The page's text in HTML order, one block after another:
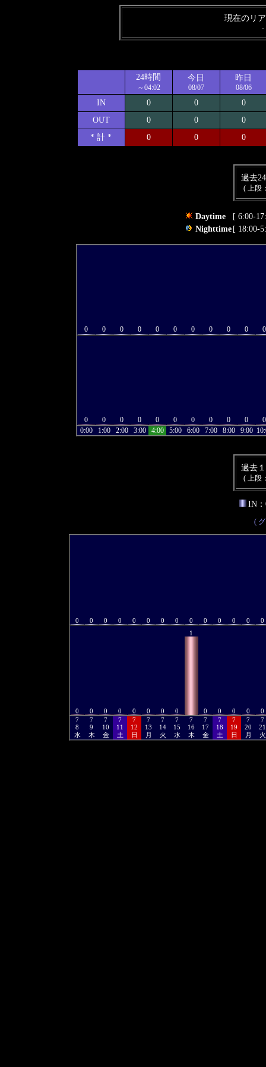
現在のリ
-
24時間
～04:02
今日
08/07
昨日
08/06
IN 0 0
0
OUT
0 0
0
* 計 *
0 0 0
過去
( 上段
Daytime
[ 6:00-
Nighttime[ 18:00-
0 0 0 0 0 0 0 0 0 0 0
0 0 0 0 0 0 0 0 0 0
0
0:00
1:00 2:00 3:00 4:00 5:00 6:00 7:00 8:00 9:00
過去
( 上段
IN：
(
0 0 0 0 0 0 0 0 0 0 0 0 0 0
0 0 0 0 0 0 0 0
1
0 0 0 0
0
7
8
水
7
9
木
7
10
金
7
11
土
7
12
日
7
13
月
7
14
火
7
15
水
7
16
木
7
17
金
7
18
土
7
19
日
7
20
月
7
21
火